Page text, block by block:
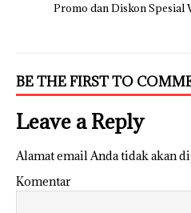
Promo dan Diskon Spesial
BE THE FIRST TO
Leave a Reply
Alamat email Anda tidak akan
Komentar